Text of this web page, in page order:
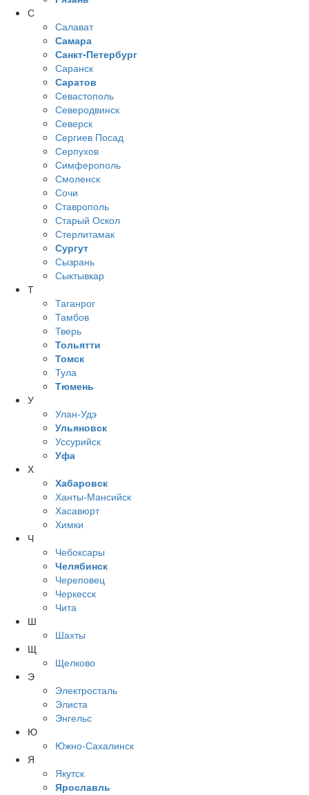
С
Салават
Самара
Санкт-Петербург
Саранск
Саратов
Севастополь
Северодвинск
Северск
Сергиев Посад
Серпухов
Симферополь
Смоленск
Сочи
Ставрополь
Старый Оскол
Стерлитамак
Сургут
Сызрань
Сыктывкар
Т
Таганрог
Тамбов
Тверь
Тольятти
Томск
Тула
Тюмень
У
Улан-Удэ
Ульяновск
Уссурийск
Уфа
Х
Хабаровск
Ханты-Мансийск
Хасавюрт
Химки
Ч
Чебоксары
Челябинск
Череповец
Черкесск
Чита
Ш
Шахты
Щ
Щелково
Э
Электросталь
Элиста
Энгельс
Ю
Южно-Сахалинск
Я
Якутск
Ярославль